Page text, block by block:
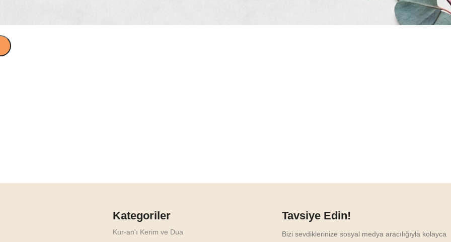
Kategoriler
Kur-an'ı Kerim ve Dua
Tavsiye Edin!
Bizi sevdiklerinize sosyal medya aracılığıyla kolayca